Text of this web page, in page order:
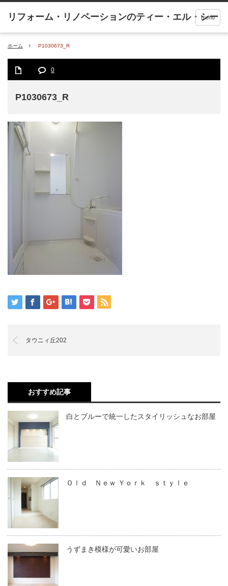
menu
ホーム P1030673_R
0
P1030673_R
タウニィ丘202
おすすめ記事
白とブルーで統一したスタイリッシュなお部屋
Ｏｌｄ Ｎｅｗ Ｙｏｒｋ ｓｔｙｌｅ
うずまき模様が可愛いお部屋